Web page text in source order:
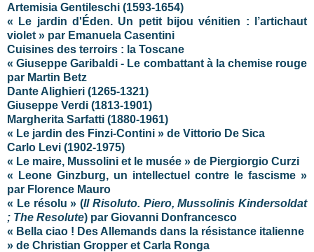
Artemisia Gentileschi (1593-1654)
« Le jardin d'Éden. Un petit bijou vénitien : l’artichaut
violet » par Emanuela Casentini
Cuisines des terroirs : la Toscane
« Giuseppe Garibaldi - Le combattant à la chemise rouge
par Martin Betz
Dante Alighieri (1265-1321)
Giuseppe Verdi (1813-1901)
Margherita Sarfatti (1880-1961)
« Le jardin des Finzi-Contini » de Vittorio De Sica
Carlo Levi (1902-1975)
« Le maire, Mussolini et le musée » de Piergiorgio Curzi
« Leone Ginzburg, un intellectuel contre le fascisme »
par Florence Mauro
« Le résolu » (Il Risoluto. Piero, Mussolinis Kindersoldat
; The Resolute) par Giovanni Donfrancesco
« Bella ciao ! Des Allemands dans la résistance italienne
» de Christian Gropper et Carla Ronga